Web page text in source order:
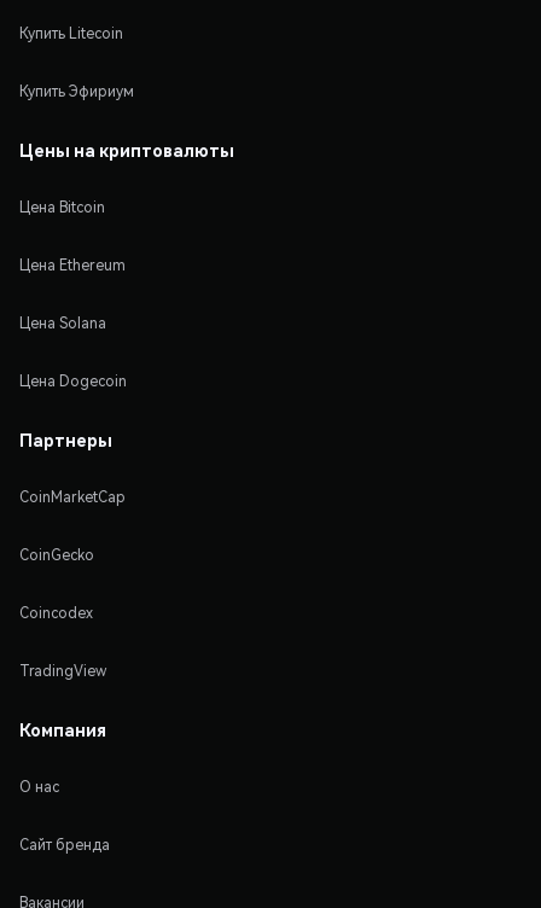
Купить Litecoin
Купить Эфириум
Цены на криптовалюты
Цена Bitcoin
Цена Ethereum
Цена Solana
Цена Dogecoin
Партнеры
CoinMarketCap
CoinGecko
Coincodex
TradingView
Компания
О нас
Сайт бренда
Вакансии